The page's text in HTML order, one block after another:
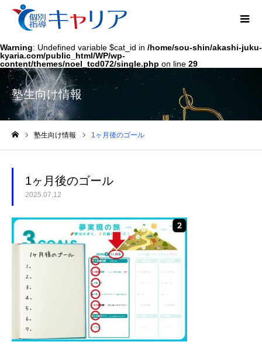
Warning: Undefined variable $cat_id in /home/sou-shin/akashi-juku-
kyaria.com/public_html/WP/wp-
content/themes/noel_tcd072/single.php on line 29
塾生向け情報
塾生向け情報 1ヶ月後のゴール
1ヶ月後のゴール
2025.07.12